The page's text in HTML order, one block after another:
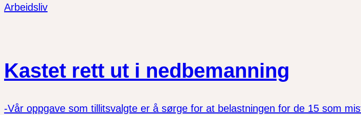
Arbeidsliv
Kastet rett ut i nedbemanning
-Vår oppgave som tillitsvalgte er å sørge for at belastningen for de 15 som